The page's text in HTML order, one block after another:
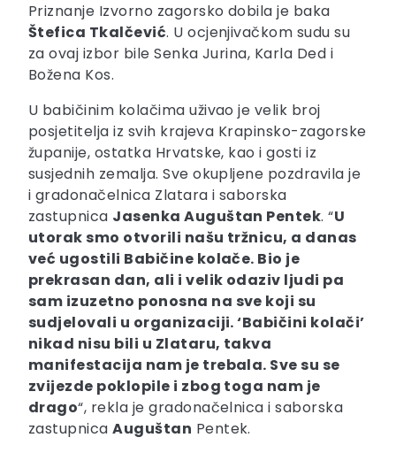
Priznanje Izvorno zagorsko dobila je baka
Štefica Tkalčević. U ocjenjivačkom sudu su
za ovaj izbor bile Senka Jurina, Karla Ded i
Božena Kos.
U babičinim kolačima uživao je velik broj
posjetitelja iz svih krajeva Krapinsko-zagorske
županije, ostatka Hrvatske, kao i gosti iz
susjednih zemalja. Sve okupljene pozdravila je
i gradonačelnica Zlatara i saborska
zastupnica Jasenka Auguštan Pentek. “U
utorak smo otvorili našu tržnicu, a danas
već ugostili Babičine kolače. Bio je
prekrasan dan, ali i velik odaziv ljudi pa
sam izuzetno ponosna na sve koji su
sudjelovali u organizaciji. ‘Babičini kolači’
nikad nisu bili u Zlataru, takva
manifestacija nam je trebala. Sve su se
zvijezde poklopile i zbog toga nam je
drago“, rekla je gradonačelnica i saborska
zastupnicaAuguštan Pentek.